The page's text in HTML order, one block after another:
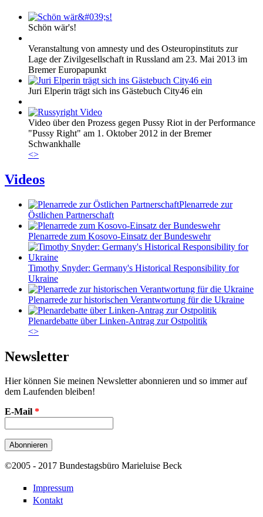
Schön wär's!
Veranstaltung von amnesty und des Osteuropinstituts zur
Lage der Zivilgesellschaft in Russland am 23. Mai 2013 im
Bremer Europapunkt
Juri Elperin trägt sich ins Gästebuch City46 ein
Video über den Prozess gegen Pussy Riot in der Performance
"Pussy Right" am 1. Oktober 2012 in der Bremer
Schwankhalle
<>
Videos
Plenarrede zur
Östlichen Partnerschaft
Plenarrede zum Kosovo-Einsatz der Bundeswehr
Timothy Snyder: Germany's Historical Responsibility for
Ukraine
Plenarrede zur historischen Verantwortung für die Ukraine
Plenardebatte über Linken-Antrag zur Ostpolitik
<>
Newsletter
Hier können Sie meinen Newsletter abonnieren und so immer auf
dem Laufenden bleiben!
E-Mail *
©2005 - 2017 Bundestagsbüro Marieluise Beck
Impressum
Kontakt